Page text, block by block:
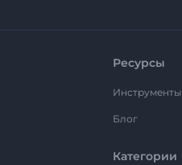
Ресурсы
Блог
Категории